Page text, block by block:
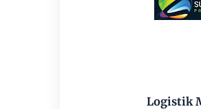
Logistik